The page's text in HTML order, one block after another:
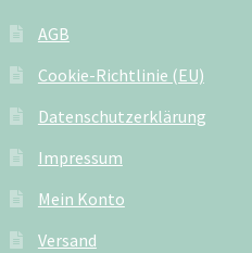
AGB
Cookie-Richtlinie (EU)
Datenschutzerklärung
Impressum
Mein Konto
Versand